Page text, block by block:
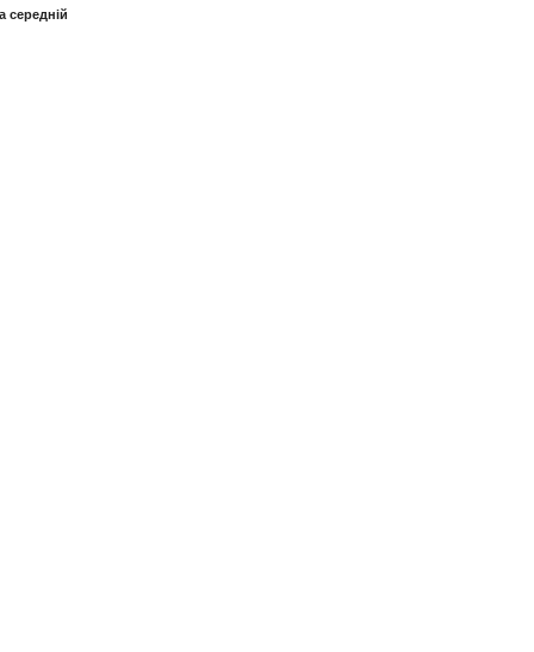
середній